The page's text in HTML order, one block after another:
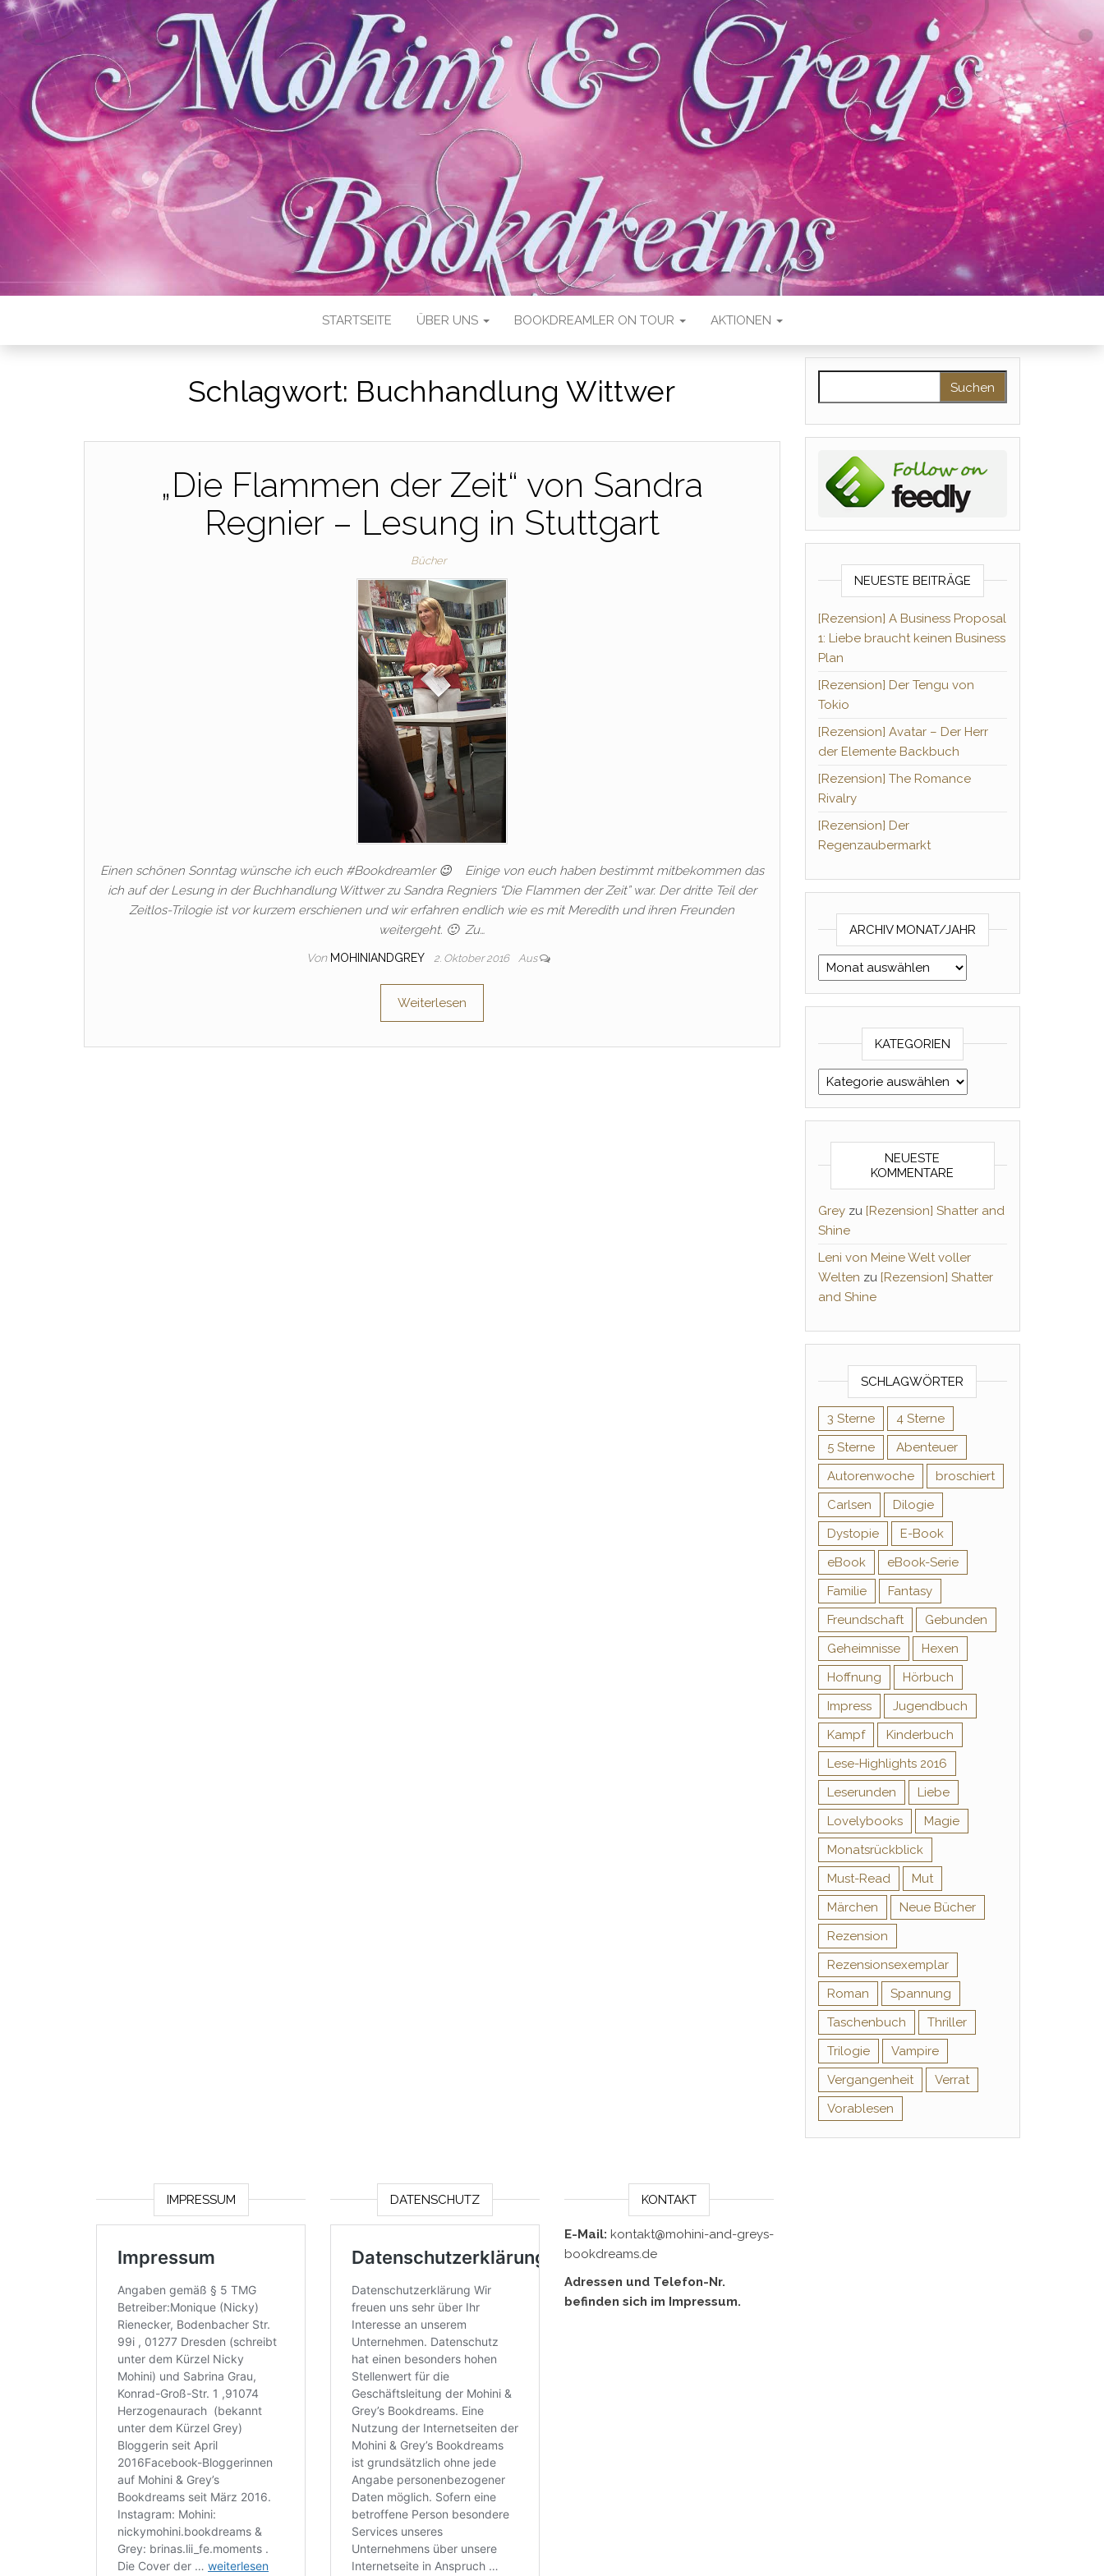
STARTSEITE ÜBER UNS BOOKDREAMLER ON TOUR AKTIONEN
Schlagwort: Buchhandlung Wittwer
„Die Flammen der Zeit“ von Sandra
Regnier – Lesung in Stuttgart
Bücher
Einen schönen Sonntag wünsche ich euch #Bookdreamler 😉 Einige von euch haben bestimmt mitbekommen das
ich auf der Lesung in der Buchhandlung Wittwer zu Sandra Regniers “Die Flammen der Zeit” war. Der dritte Teil der
Zeitlos-Trilogie ist vor kurzem erschienen und wir erfahren endlich wie es mit Meredith und ihren Freunden
weitergeht. 🙂 Zu…
Von MOHINIANDGREY 2. Oktober 2016 Aus
Weiterlesen
NEUESTE BEITRÄGE
[Rezension] A Business Proposal
1: Liebe braucht keinen Business
Plan
[Rezension] Der Tengu von
Tokio
[Rezension] Avatar – Der Herr
der Elemente Backbuch
[Rezension] The Romance
Rivalry
[Rezension] Der
Regenzaubermarkt
ARCHIV MONAT/JAHR
Archiv Monat/Jahr
KATEGORIEN
Kategorien
NEUESTE
KOMMENTARE
Greyzu [Rezension] Shatter and
Shine
Leni von Meine Welt voller
Welten zu [Rezension] Shatter
and Shine
SCHLAGWÖRTER
3 Sterne
4 Sterne
5 Sterne
Abenteuer
Autorenwoche
broschiert
Carlsen
Dilogie
Dystopie
E-Book
eBook
eBook-Serie
Familie
Fantasy
Freundschaft
Gebunden
Geheimnisse
Hexen
Hoffnung
Hörbuch
Impress
Jugendbuch
Kampf
Kinderbuch
Lese-Highlights 2016
Leserunden
Liebe
Lovelybooks
Magie
Monatsrückblick
Must-Read
Mut
Märchen
Neue Bücher
Rezension
Rezensionsexemplar
Roman
Spannung
Taschenbuch
Thriller
Trilogie
Vampire
Vergangenheit
Verrat
Vorablesen
IMPRESSUM DATENSCHUTZ KONTAKT
E-Mail: kontakt@mohini-and-greys-
bookdreams.de
Adressen und Telefon-Nr.
befinden sich im Impressum.